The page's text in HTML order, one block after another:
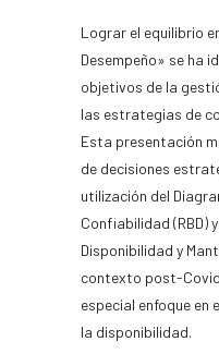
Lograr el equilibrio
Desempeño» se ha
objetivos de la
las estrategias de
Esta presentación
de decisiones
utilización del
Confiabilidad (RBD)
Disponibilidad y
contexto post-
especial enfoque en
la disponibilidad.